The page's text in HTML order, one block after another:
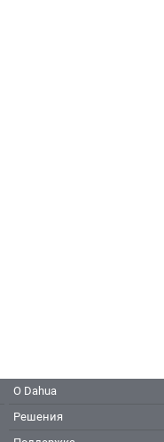
О Dahua
Решения